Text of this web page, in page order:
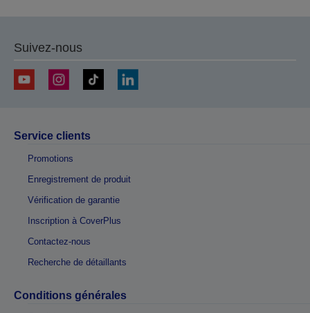
Suivez-nous
Service clients
Promotions
Enregistrement de produit
Vérification de garantie
Inscription à CoverPlus
Contactez-nous
Recherche de détaillants
Conditions générales